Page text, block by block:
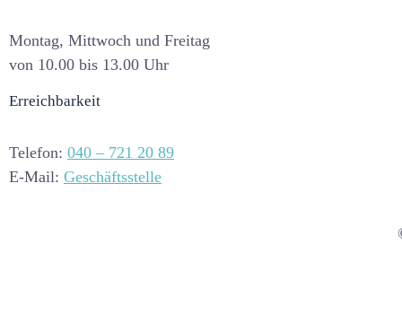
Montag, Mittwoch und Freitag
von 10.00 bis 13.00 Uhr
Erreichbarkeit
Telefon: 040 – 721 20 89
E-Mail: Geschäftsstelle